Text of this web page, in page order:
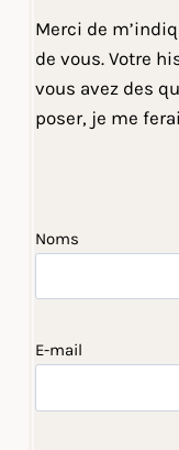
Merci de
de vous. Votre
vous avez des
poser, je me
Noms
E-mail